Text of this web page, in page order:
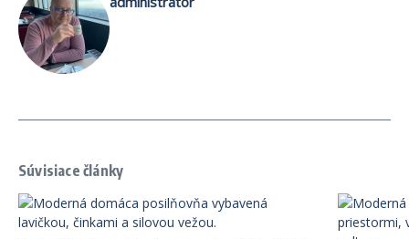
Súvisiace články